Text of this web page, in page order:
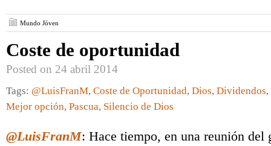
Mundo Jóven
Coste de oportunidad
Posted on 24 abril 2014
Tags: @LuisFranM, Coste de Oportunidad, Dios, Dividendos,
Mejor opción, Pascua, Silencio de Dios
@LuisFranM: Hace tiempo, en una reunión del